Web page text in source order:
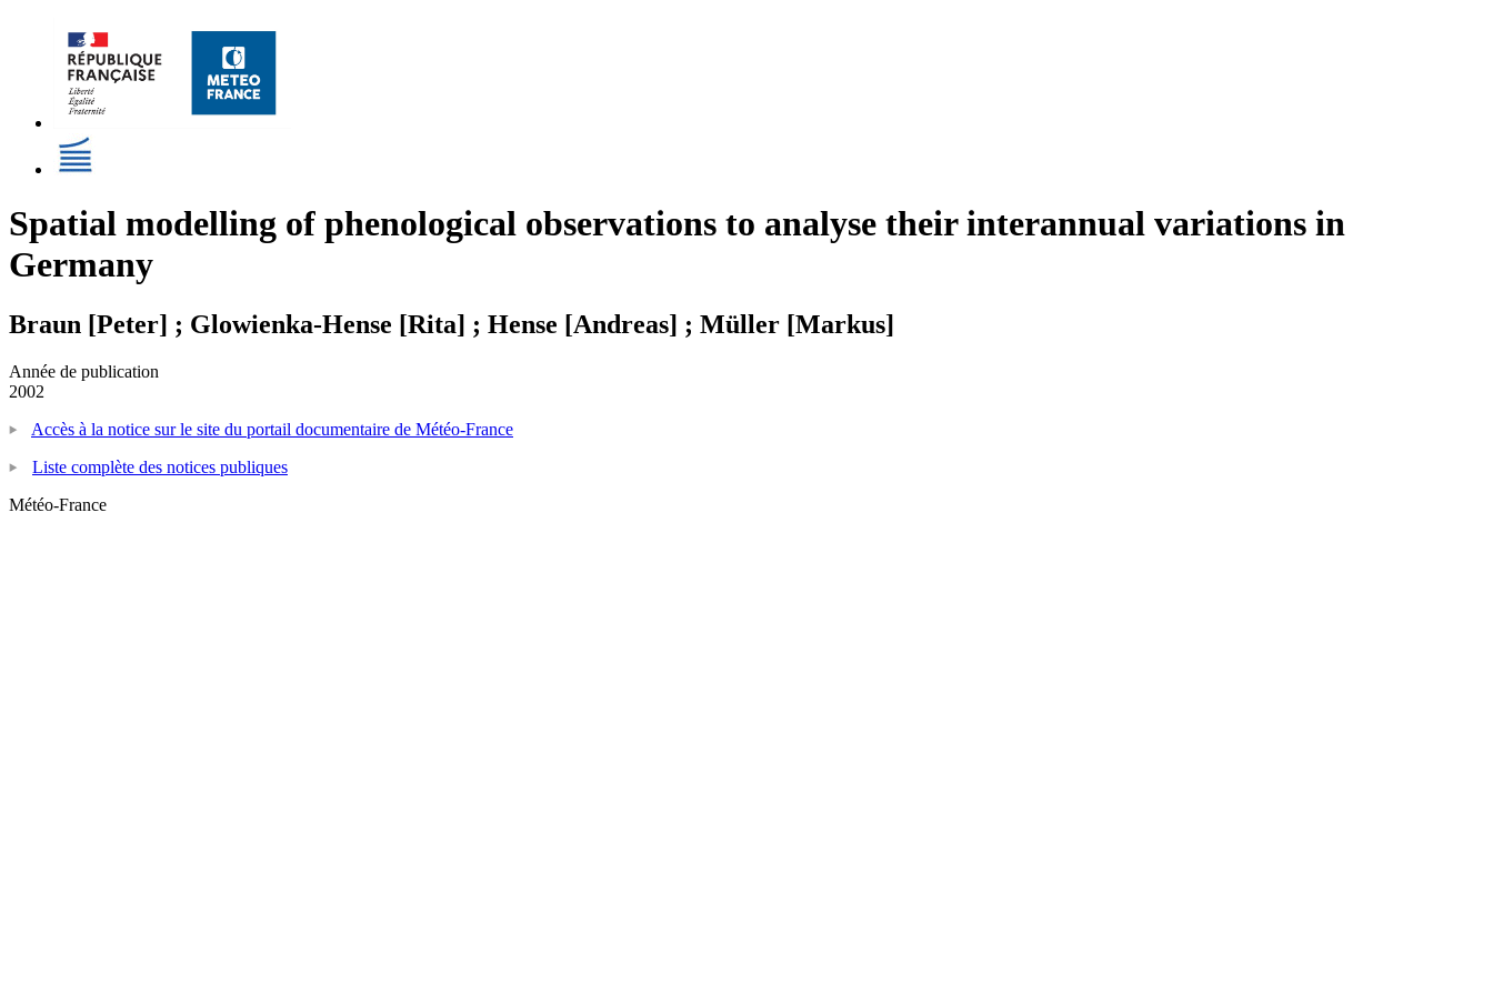
Spatial modelling of phenological observations to analyse their interannual variations in
Germany
Braun [Peter] ; Glowienka-Hense [Rita] ; Hense [Andreas] ; Müller [Markus]
Année de publication
2002
Accès à la notice sur le site du portail documentaire de Météo-France
Liste complète des notices publiques
Météo-France